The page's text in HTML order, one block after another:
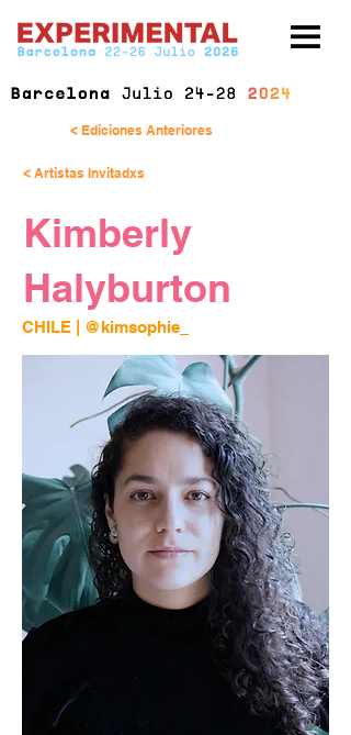
< Ediciones Anteriores
< Artistas Invitadxs
Kimberly
Halyburton
CHILE | @kimsophie_